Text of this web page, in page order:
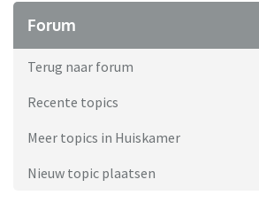
Forum
Terug naar forum
Recente topics
Meer topics in Huiskamer
Nieuw topic plaatsen